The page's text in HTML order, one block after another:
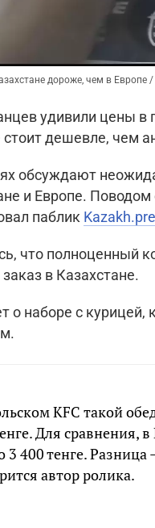
дороже, чем в Европе
удивили цены в
стоит дешевле, чем
обсуждают
и Европе. Поводом
паблик
что полноценный
в Казахстане.
о наборе с
KFC такой
Для сравнения,
3 400 тенге.
автор ролика.